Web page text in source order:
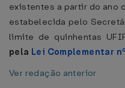
existentes a partir do ano
estabelecida pelo
limite de quinhentas
pela Lei Complementar
Ver redação anterior